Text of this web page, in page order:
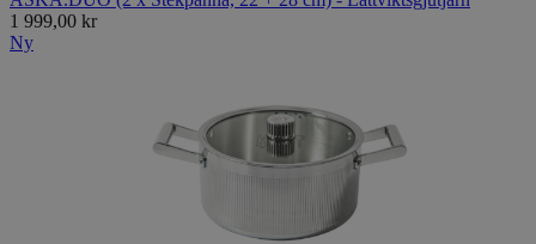
1 999,00 kr
Ny